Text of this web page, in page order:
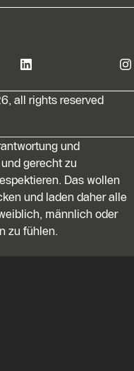
all rights reserved
und
gerecht zu
Das wollen
und laden daher alle
männlich oder
zu fühlen.